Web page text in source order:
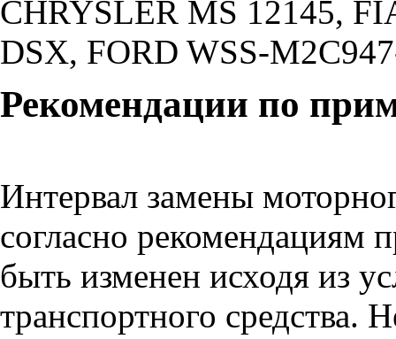
CHRYSLER MS 12145,
DSX, FORD WSS-
Рекомендации по
Интервал замены
согласно рекомендациям
быть изменен исходя из
транспортного средства.